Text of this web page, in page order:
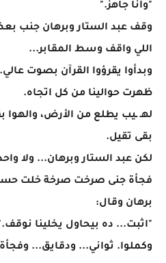
"وأنا جاهز."
وقف عبد الستار وبرهان جنب
اللي واقف وسط المقابر...
وبدأوا يقرؤوا القرآن بصوت
ظهرت حوالينا من كل اتجاه.
لهـ ـيب يطلع من الأرض،
بقى تقيل.
لكن عبد الستار وبرهان... ولا
فجأة جنى صرخت صرخة خلت
برهان وقال:
"اثبت... ده بيحاول يخلينا
وكملوا. ثواني... ودقايق...